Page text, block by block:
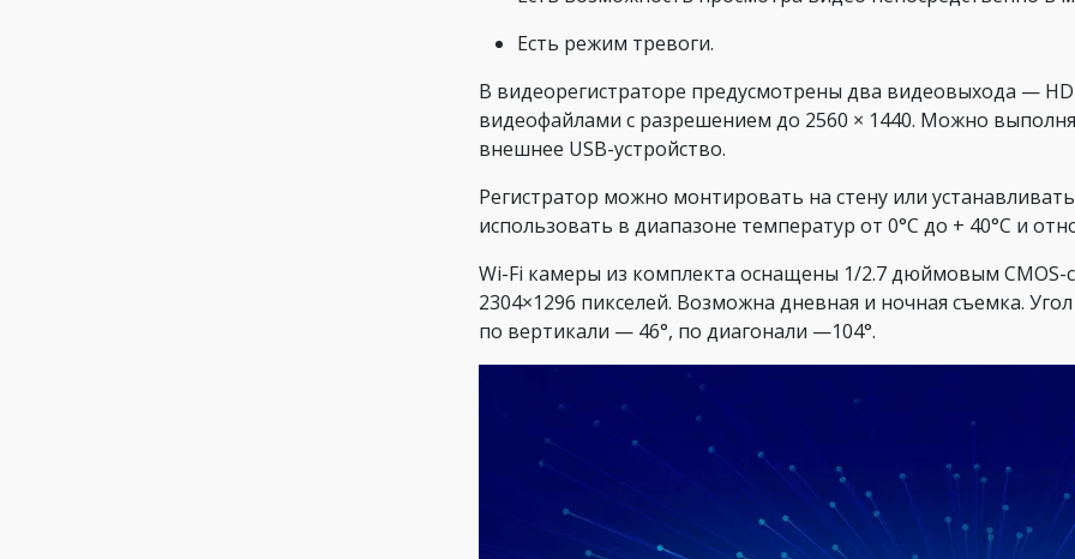
Есть режим тревоги.
В видеорегистраторе предусмотрены два видеовыхода —
видеофайлами с разрешением до 2560 × 1440. Можно
внешнее USB-устройство.
Регистратор можно монтировать на стену или
использовать в диапазоне температур от 0°C до + 40°C и
Wi-Fi камеры из комплекта оснащены 1/2.7 дюймовым
2304×1296 пикселей. Возможна дневная и ночная съемка.
по вертикали — 46°, по диагонали —104°.